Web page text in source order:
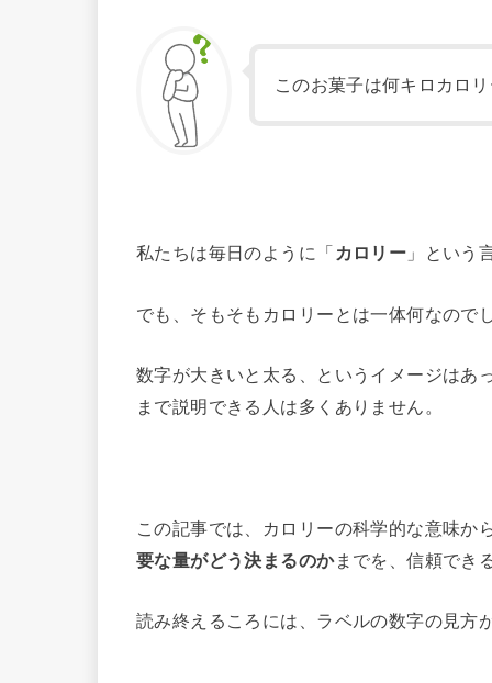
このお菓子は何キロカロ
私たちは毎日のように「 カロリー 」という
でも、そもそもカロリーとは一体何なので
数字が大きいと太る、というイメージはあ
まで説明できる人は多くありません。
この記事では、カロリーの科学的な意味か
要な量がどう決まるのかまでを、信頼でき
読み終えるころには、ラベルの数字の見方